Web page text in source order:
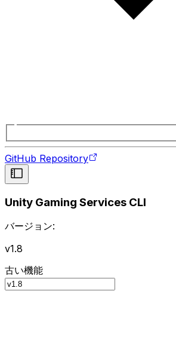
GitHub Repository
Unity Gaming Services CLI
バージョン:
v1.8
古い機能